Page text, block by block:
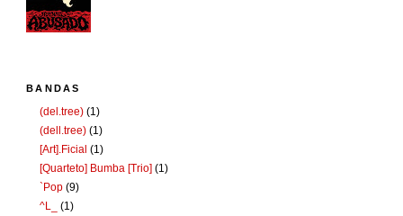
BANDAS
(del.tree) (1)
(dell.tree) (1)
[Art].Ficial (1)
[Quarteto] Bumba [Trio] (1)
`Pop (9)
^L_
(1)